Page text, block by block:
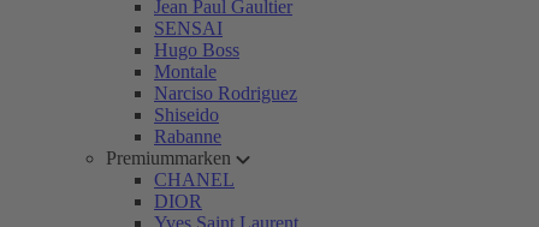
Jean Paul Gaultier
SENSAI
Hugo Boss
Montale
Narciso Rodriguez
Shiseido
Rabanne
Premiummarken
CHANEL
DIOR
Yves Saint Laurent